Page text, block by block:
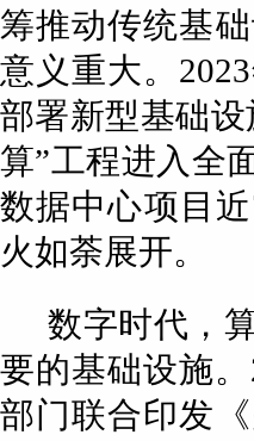
筹推动传统基
意义重大。
部署新型基础
算”工程进入全
数据中心项目
火如荼展开。
数字时代，
要的基础设施
部门联合印发